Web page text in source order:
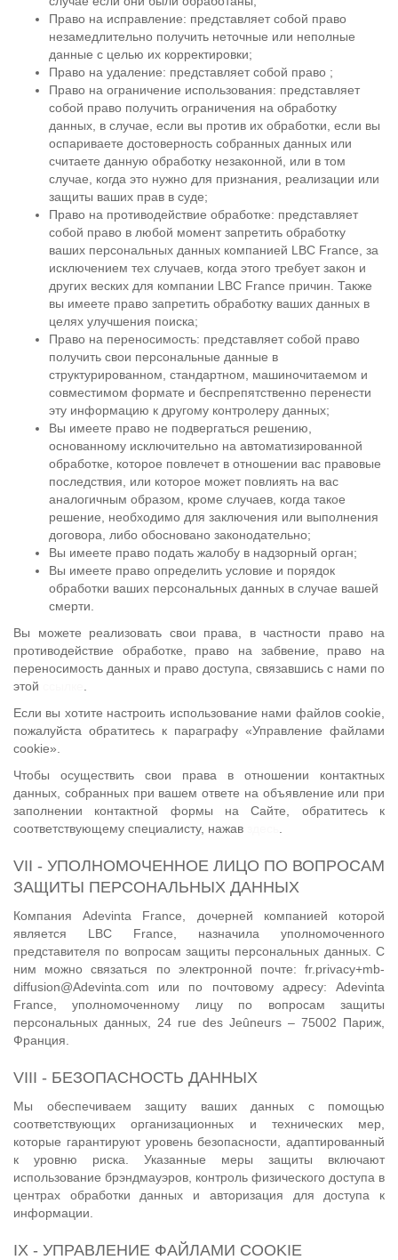
Право на исправление: представляет собой право
незамедлительно получить неточные или неполные
данные с целью их корректировки;
Право на удаление: представляет собой право ;
Право на ограничение использования: представляет
собой право получить ограничения на обработку
данных, в случае, если вы против их обработки, если вы
оспариваете достоверность собранных данных или
считаете данную обработку незаконной, или в том
случае, когда это нужно для признания, реализации или
защиты ваших прав в суде;
Право на противодействие обработке: представляет
собой право в любой момент запретить обработку
ваших персональных данных компанией LBC France, за
исключением тех случаев, когда этого требует закон и
других веских для компании LBC France причин. Также
вы имеете право запретить обработку ваших данных в
целях улучшения поиска;
Право на переносимость: представляет собой право
получить свои персональные данные в
структурированном, стандартном, машиночитаемом и
совместимом формате и беспрепятственно перенести
эту информацию к другому контролеру данных;
Вы имеете право не подвергаться решению,
основанному исключительно на автоматизированной
обработке, которое повлечет в отношении вас правовые
последствия, или которое может повлиять на вас
аналогичным образом, кроме случаев, когда такое
решение, необходимо для заключения или выполнения
договора, либо обосновано законодательно;
Вы имеете право подать жалобу в надзорный орган;
Вы имеете право определить условие и порядок
обработки ваших персональных данных в случае вашей
смерти.
Вы можете реализовать свои права, в частности право на
противодействие обработке, право на забвение, право на
переносимость данных и право доступа, связавшись с нами по
этой
Если вы хотите настроить использование нами файлов cookie,
пожалуйста обратитесь к параграфу «Управление файлами
cookie».
Чтобы осуществить свои права в отношении контактных
данных, собранных при вашем ответе на объявление или при
заполнении контактной формы на Сайте, обратитесь к
соответствующему специалисту, нажав
VII - УПОЛНОМОЧЕННОЕ ЛИЦО ПО ВОПРОСАМ
ЗАЩИТЫ ПЕРСОНАЛЬНЫХ ДАННЫХ
Компания Adevinta France, дочерней компанией которой
является LBC France, назначила уполномоченного
представителя по вопросам защиты персональных данных. С
ним можно связаться по электронной почте: fr.privacy+mb-
diffusion@Adevinta.com или по почтовому адресу: Adevinta
France, уполномоченному лицу по вопросам защиты
персональных данных, 24 rue des Jeûneurs – 75002 Париж,
Франция.
VIII - БЕЗОПАСНОСТЬ ДАННЫХ
Мы обеспечиваем защиту ваших данных с помощью
соответствующих организационных и технических мер,
которые гарантируют уровень безопасности, адаптированный
к уровню риска. Указанные меры защиты включают
использование брэндмауэров, контроль физического доступа в
центрах обработки данных и авторизация для доступа к
информации.
IX - УПРАВЛЕНИЕ ФАЙЛАМИ COOKIE